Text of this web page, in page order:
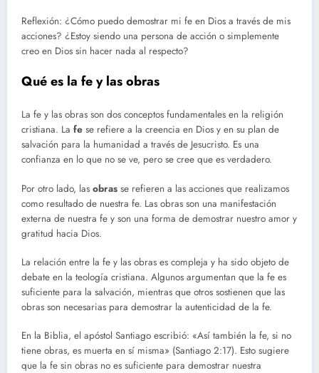
Reflexión: ¿Cómo puedo demostrar mi fe en Dios a través de mis
acciones? ¿Estoy siendo una persona de acción o simplemente
creo en Dios sin hacer nada al respecto?
Qué es la fe y las obras
La fe y las obras son dos conceptos fundamentales en la religión
cristiana. La fe se refiere a la creencia en Dios y en su plan de
salvación para la humanidad a través de Jesucristo. Es una
confianza en lo que no se ve, pero se cree que es verdadero.
Por otro lado, las obras se refieren a las acciones que realizamos
como resultado de nuestra fe. Las obras son una manifestación
externa de nuestra fe y son una forma de demostrar nuestro amor y
gratitud hacia Dios.
La relación entre la fe y las obras es compleja y ha sido objeto de
debate en la teología cristiana. Algunos argumentan que la fe es
suficiente para la salvación, mientras que otros sostienen que las
obras son necesarias para demostrar la autenticidad de la fe.
En la Biblia, el apóstol Santiago escribió: «Así también la fe, si no
tiene obras, es muerta en sí misma» (Santiago 2:17). Esto sugiere
que la fe sin obras no es suficiente para demostrar nuestra